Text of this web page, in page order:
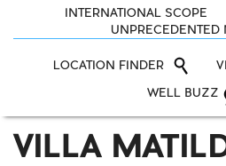
INTERNATIONAL SCOPE
UNPRECEDENTED
LOCATION FINDER
WELL BUZZ
VILLA